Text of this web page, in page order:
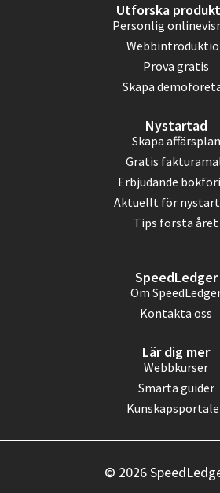
Utforska
Personlig
Prova gratis
Skapa
Nystartad
Skapa affärsplan
Gratis
Erbjudande
Aktuellt för
Tips första året
SpeedLedger
Om
Kontakta oss
Lär dig mer
Webbkurser
Smarta guider
© 2026